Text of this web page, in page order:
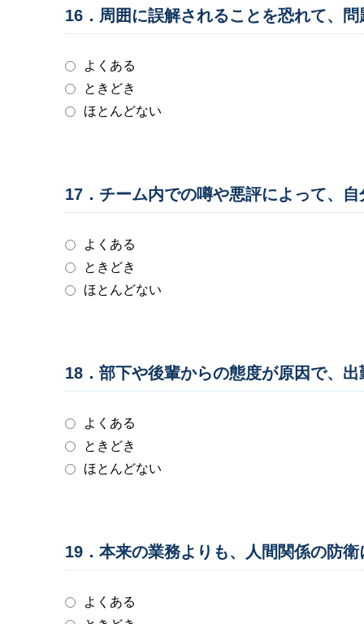
16．周囲に誤解されることを恐れて、
よくある
ときどき
ほとんどない
17．チーム内での噂や悪評によって、
よくある
ときどき
ほとんどない
18．部下や後輩からの態度が原因で、
よくある
ときどき
ほとんどない
19．本来の業務よりも、人間関係の防
よくある